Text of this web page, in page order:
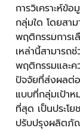
การวิเคราะห์ข้
กลุ่มใด โดยสา
พฤติกรรมการ
เหล่านี้สามารถ
พฤติกรรมและค
ปัจจัยที่ส่งผลต่
แบบที่กลุ่มเป้าห
ที่สุด เป็นประโ
ปรับปรุงผลิตภั